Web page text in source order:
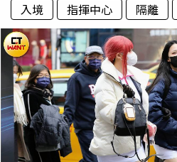
入境 指揮中心 隔離